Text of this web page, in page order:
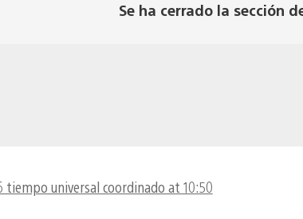
Se ha cerrado la sección
tiempo universal coordinado at 10:50